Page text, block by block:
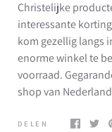
Christelijke
interessante
kom gezellig langs
enorme winkel te
voorraad.
shop van
DELEN